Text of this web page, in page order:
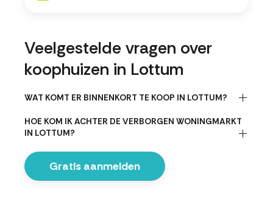
Veelgestelde vragen over
koophuizen in Lottum
WAT KOMT ER BINNENKORT TE KOOP IN LOTTUM?
HOE KOM IK ACHTER DE VERBORGEN WONINGMARKT
IN LOTTUM?
Gratis aanmelden